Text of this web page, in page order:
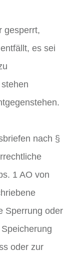
gesperrt,
es sei
nach §
1 AO von
Sperrung oder
oder zur